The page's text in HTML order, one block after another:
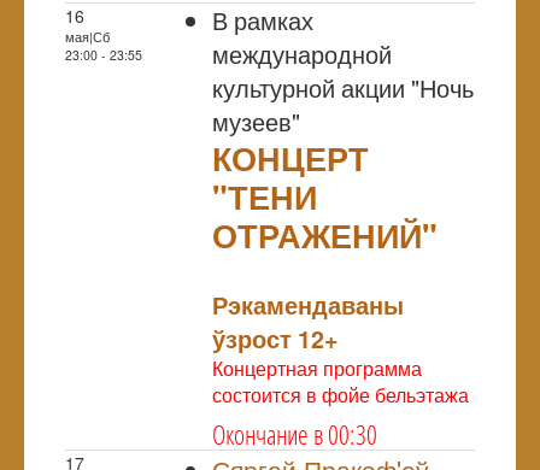
16
мая|Сб
23:00 - 23:55
В рамках
международной
культурной акции "Ночь
музеев"
КОНЦЕРТ
"ТЕНИ
ОТРАЖЕНИЙ"
Рэкамендаваны
ўзрост 12+
Концертная программа
состоится в фойе бельэтажа
Окончание в 00:30
17